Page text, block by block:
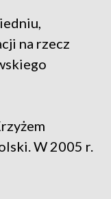
na rzecz
W 2005 r.